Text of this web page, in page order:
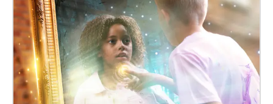
äventyret är skrivet av Monica Vikström-Jokela. De
som gör rollerna är: Noa: Theo Zilliacus Siri: Rebecka
Mellgren Selma: Olivia Söderholm Abla: Beatrice
Holmström Frank: Samuel Bahne Märta: Saga
Sederholm Nalle: Oskar Pöysti Polisen: Stella Laine
Elna: Sue Lemström Elever på skolgården spelas av:
Livia Ahlström, Kajsa Degn, Bon Järf, Luna Lukka,